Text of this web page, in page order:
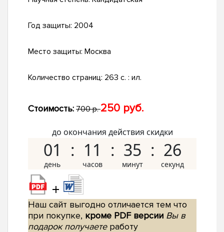
Год защиты: 2004
Место защиты: Москва
Количество страниц: 263 с. : ил.
Стоимость: 700 р.250 руб.
до окончания действия скидки
01 11 35 25
+
Наш сайт выгодно отличается тем что
при покупке, кроме PDF версии Вы в
подарок получаетеработу